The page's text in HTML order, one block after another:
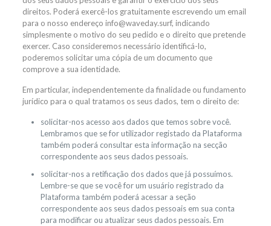
direitos. Poderá exercê-los gratuitamente escrevendo um email
para o nosso endereço info@waveday.surf, indicando
simplesmente o motivo do seu pedido e o direito que pretende
exercer. Caso consideremos necessário identificá-lo,
poderemos solicitar uma cópia de um documento que
comprove a sua identidade.
Em particular, independentemente da finalidade ou fundamento
jurídico para o qual tratamos os seus dados, tem o direito de:
solicitar-nos acesso aos dados que temos sobre você.
Lembramos que se for utilizador registado da Plataforma
também poderá consultar esta informação na secção
correspondente aos seus dados pessoais.
solicitar-nos a retificação dos dados que já possuímos.
Lembre-se que se você for um usuário registrado da
Plataforma também poderá acessar a seção
correspondente aos seus dados pessoais em sua conta
para modificar ou atualizar seus dados pessoais. Em